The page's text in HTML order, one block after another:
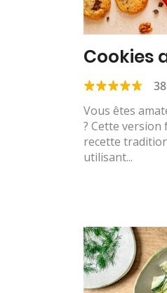
Cookies
Vous êtes
? Cette version
recette
utilisant...